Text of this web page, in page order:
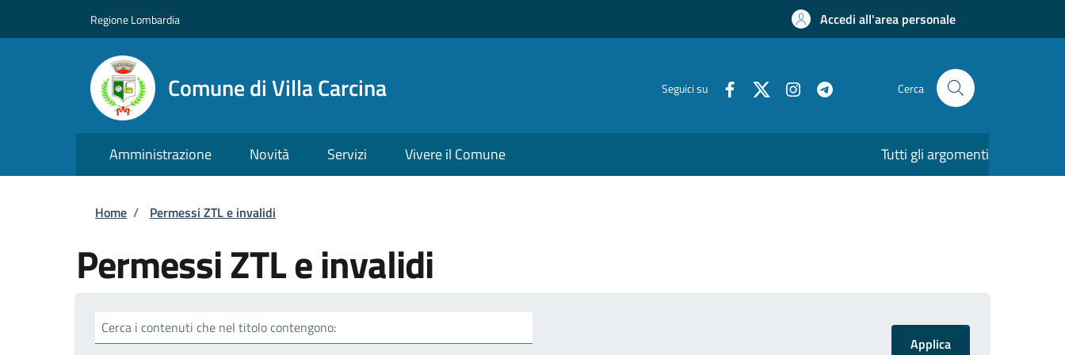
Regione Lombardia Accedi all'area personale
Comune di Villa Carcina Seguici su Cerca
Amministrazione Novità Servizi Vivere il Comune Tutti gli argomenti
Briciole di pane
Home / Permessi ZTL e invalidi
Permessi ZTL e invalidi
Cerca i contenuti che nel titolo contengono: